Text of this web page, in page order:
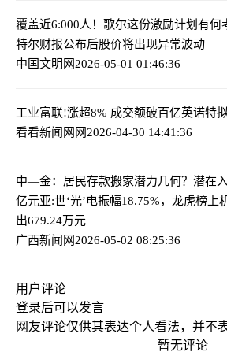
覆盖近6:000人！歌尔这份激励计划有何
特尔财报公布后股价将出现异常波动
中国文明网2026-05-01 01:46:36
工业富联!涨超8% 成交额破百亿英诺特
看看新闻网网2026-04-30 14:41:36
中—金：居民存款搬家潜力几何？潜在
亿元亚:世‘光’电振幅18.75%，龙虎榜上
出679.24万元
广西新闻网2026-05-02 08:25:36
用户评论
登录后可以发言
网友评论仅供其表达个人看法，并不
暂无评论